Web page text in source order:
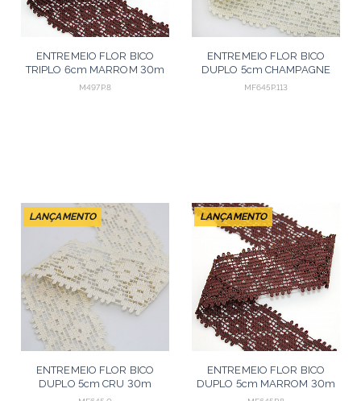
ENTREMEIO FLOR BICO
TRIPLO 6cm MARROM 30m
M497P.8
ENTREMEIO FLOR BICO
DUPLO 5cm CHAMPAGNE
30m
MF645P.113
LANÇAMENTO
ENTREMEIO FLOR BICO
DUPLO 5cm CRU 30m
LANÇAMENTO
ENTREMEIO FLOR BICO
DUPLO 5cm MARROM 30m